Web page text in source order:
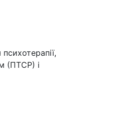
(ПТСР) і